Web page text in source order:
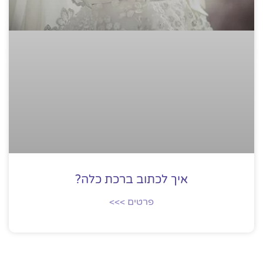
איך לכתוב ברכת כלה?
פרטים >>>